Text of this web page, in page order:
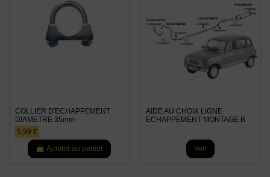
COLLIER D'ECHAPPEMENT
DIAMETRE 35mm
5,99 €
Ajouter au panier
AIDE AU CHOIX LIGNE
ECHAPPEMENT MONTAGE B
Voir